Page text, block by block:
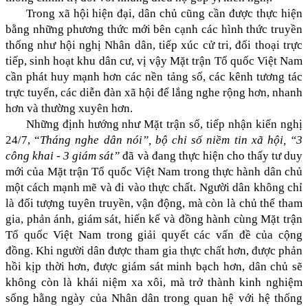
Trong xã hội hiện đại, dân chủ cũng cần được thực hiện
bằng những phương thức mới bên cạnh các hình thức truyền
thống như hội nghị Nhân dân, tiếp xúc cử tri, đối thoại trực
tiếp, sinh hoạt khu dân cư, vị vậy Mặt trận Tổ quốc Việt Nam
cần phát huy mạnh hơn các nền tảng số, các kênh tương tác
trực tuyến, các diễn đàn xã hội để lắng nghe rộng hơn, nhanh
hơn và thường xuyên hơn.
Những định hướng như Mặt trận số, tiếp nhận kiến nghị
24/7, “Tháng nghe dân nói”, bộ chỉ số niềm tin xã hội, “3
công khai - 3 giám sát”đã và đang thực hiện cho thấy tư duy
mới của Mặt trận Tổ quốc Việt Nam trong thực hành dân chủ
một cách mạnh mẽ và đi vào thực chất. Người dân không chỉ
là đối tượng tuyên truyền, vận động, mà còn là chủ thể tham
gia, phản ánh, giám sát, hiến kế và đồng hành cùng Mặt trận
Tổ quốc Việt Nam trong giải quyết các vấn đề của cộng
đồng. Khi người dân được tham gia thực chất hơn, được phản
hồi kịp thời hơn, được giám sát minh bạch hơn, dân chủ sẽ
không còn là khái niệm xa xôi, mà trở thành kinh nghiệm
sống hằng ngày của Nhân dân trong quan hệ với hệ thống